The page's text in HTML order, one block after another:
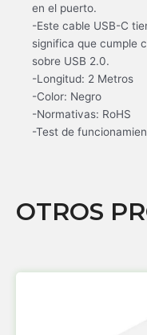
en el puerto.
-Este cable USB-C
significa que cumple
sobre USB 2.0.
-Longitud: 2 Metros
-Color: Negro
-Normativas: RoHS
-Test de
OTROS